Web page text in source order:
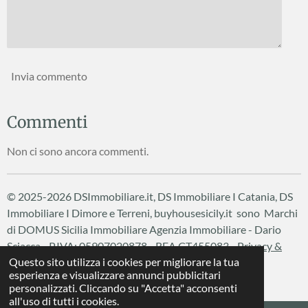
Questo sito utilizza i cookies per migliorare la tua
esperienza e visualizzare annunci pubblicitari
personalizzati. Cliccando su "Accetta" acconsenti
all'uso di tutti i cookies.
Invia commento
Commenti
Non ci sono ancora commenti.
© 2025-2026 DSImmobiliare.it, DS Immobiliare I Catania, DS
Immobiliare I Dimore e Terreni, buyhousesicily.it sono Marchi
di DOMUS Sicilia ImmobiliareAgenzia Immobiliare - Dario
Sciacca - P.IVA: 05907020878 - REA CT455083 -Privacy &
Cookie Policy
Fornito daWebador